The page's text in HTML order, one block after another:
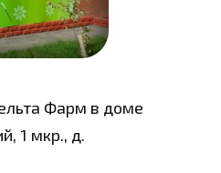
Фарм в доме
1 мкр., д.